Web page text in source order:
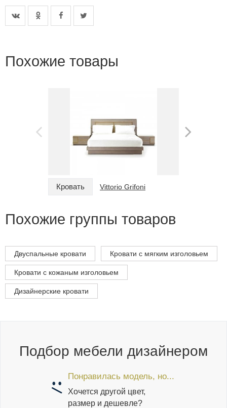
Похожие товары
Кровать Vittorio Grifoni
Похожие группы товаров
Двуспальные кровати Кровати с мягким изголовьем
Кровати с кожаным изголовьем
Дизайнерские кровати
Подбор мебели дизайнером
Понравилась модель, но...
Хочется другой цвет,
размер и дешевле?